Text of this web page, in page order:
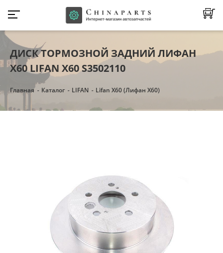
ДИСК ТОРМОЗНОЙ ЗАДНИЙ ЛИФАН
Х60 LIFAN X60 S3502110
Главная Каталог LIFAN Lifan X60 (Лифан Х60)